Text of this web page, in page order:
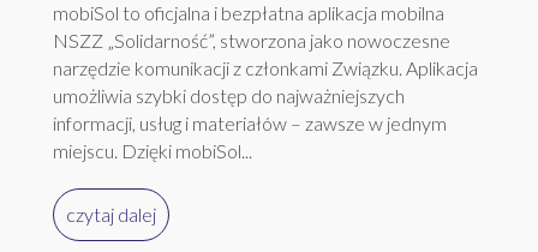
mobiSol to oficjalna i bezpłatna aplikacja mobilna
NSZZ „Solidarność”, stworzona jako nowoczesne
narzędzie komunikacji z członkami Związku. Aplikacja
umożliwia szybki dostęp do najważniejszych
informacji, usług i materiałów – zawsze w jednym
miejscu. Dzięki mobiSol...
czytaj dalej